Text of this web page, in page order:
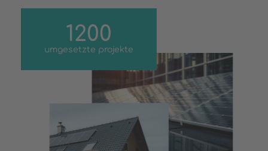
umgesetzte projekte
1200